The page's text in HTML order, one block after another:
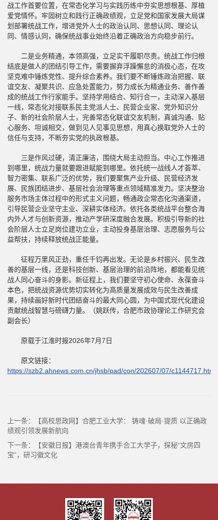
战工作首要位置，在常态化学习与实践历练中夯实思想根基、厚植
爱党情怀。牢固树立和践行正确政绩观，立足党和国家发展大局谋
划部署统战工作，增进党外人士的政治认同、思想认同、理论认
同、情感认同，确保统战事业始终沿着正确政治方向稳步前行。
二是业务精通，本领高强，立足实干履职尽责。统战工作归根
结底是做人的团结引导工作，需要摒弃浮躁懈怠的消极心态，在攻
坚克难中锤炼党性、提升综合素养。我们要不断锤炼政治把握、联
谊交友、凝聚共识、应急处置能力，努力成长为精通业务、善作善
成的统战工作行家能手。坚持学用结合、知行合一，主动深入基层
一线，常态化对接联系民主党派人士、民营企业家、党外知识分
子、新的社会阶层人士，完善常态化联谊交友机制，真诚沟通、贴
心服务、坦诚相交，做到见人见事见思想，用真心换取党外人士的
信任与支持，不断夯实党的执政根基。
三是作风过硬，清正廉洁，围绕大局主动担当。中心工作推进
到哪里，统战力量就要跟进赋能到哪里。依托统一战线人才荟萃、
智力密集、联系广泛的优势，我们要聚焦产业升级、民营经济发
展、民族团结进步、基层社会治理等重点领域精准发力。坚决整治
服务市场主体过程中的形式主义问题，畅通政企常态化沟通渠道，
引导民营企业坚守主业、深耕实体经济。依托各类统战平台整合海
内外人才与创新资源，推动产学研深度融合发展。积极引导新的社
会阶层人士立足岗位建功立业，主动投身基层治理、志愿服务与公
益帮扶，持续释放统战正能量。
征程万里风正劲，重任千钧再出发。无论是乡村振兴、民生改
善的基层一线，还是科技创新、基层治理的前沿阵地，都能看见统
战人同心奋斗的身影。新征程上，我们要坚守初心使命、永葆奋斗
本色，把统战资源优势切实转化为高质量发展成效与民生改善成
果，持续画好新时代团结奋斗的最大同心圆，为中国式现代化建设
贡献统战智慧与磅礴力量。（姚跃传，合肥市政协理论工作研究会
副会长）
原载于江淮时报2026年7月7日
原文链接：
https://szb2.ahnews.com.cn/jhsb/pad/con/202607/07/c1144717.html
上一条：
【高校思政网】合肥工业大学： 铸魂·破局·提质 以正确政
绩观引领发展新航向
下一条：
【安徽日报】港澳台青年携手合工大学子，探秘“文房四
宝”，研习徽文化